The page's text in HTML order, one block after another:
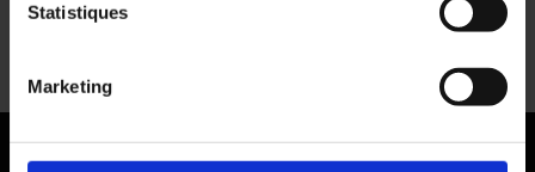
Statistiques
Marketing
Nous rencontrer